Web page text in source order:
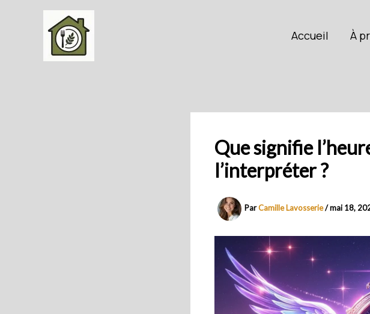
Accueil À
Que signifie
l’interpréter ?
ParCamille Lavosserie/mai 18,